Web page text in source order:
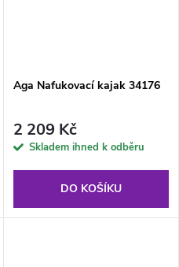
Aga Nafukovací kajak 34176
2 209 Kč
Skladem ihned k odběru
DO KOŠÍKU